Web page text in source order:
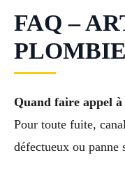
FAQ –
Quand faire appel
Pour toute fuite,
défectueux ou panne